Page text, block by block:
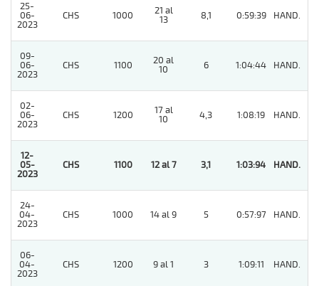
25-
06-
2023
CHS 1000
21 al
13
8,1 0:59:39 HAND.
09-
06-
2023
CHS 1100
20 al
10
6 1:04:44 HAND.
02-
06-
2023
CHS 1200
17 al
10
4,3 1:08:19 HAND.
12-
05-
2023
CHS 1100 12 al 7 3,1 1:03:94 HAND.
24-
04-
2023
CHS 1000 14 al 9 5 0:57:97 HAND.
06-
04-
2023
CHS 1200 9 al 1 3 1:09:11 HAND.